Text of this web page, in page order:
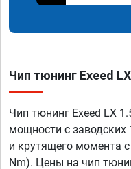
Чип тюнинг Exeed
Чип тюнинг Exeed LX
мощности с заводских
и крутящего момента
Nm). Цены на чип